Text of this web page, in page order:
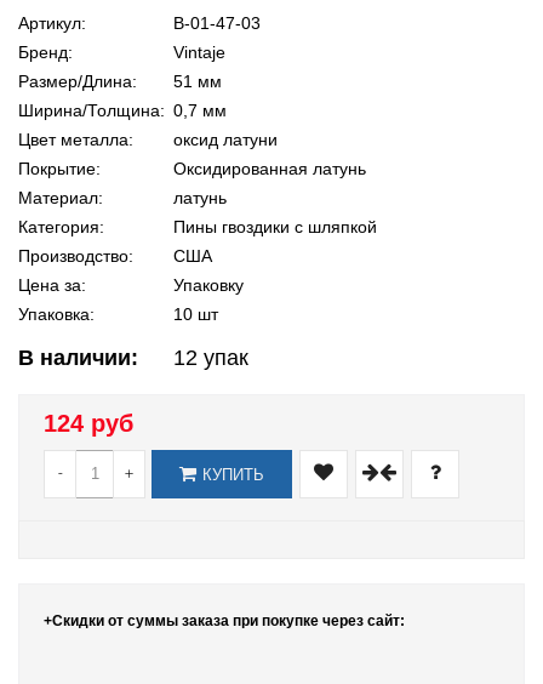
Артикул:
В-01-47-03
Бренд:
Vintaje
Размер/Длина:
51 мм
Ширина/Толщина: 0,7 мм
Цвет металла:
оксид латуни
Покрытие:
Оксидированная латунь
Материал:
латунь
Категория:
Пины гвоздики с шляпкой
Производство:
США
Цена за:
Упаковку
Упаковка:
10 шт
В наличии: 12 упак
124 руб
- + КУПИТЬ
+Скидки от суммы заказа при покупке через сайт: